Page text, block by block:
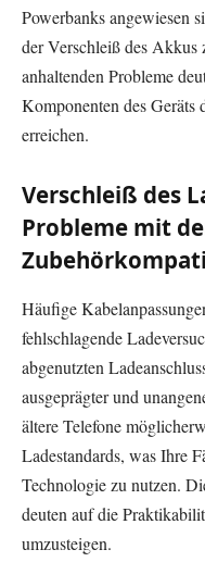
Powerbanks angewiesen
der Verschleiß des Akkus
anhaltenden Probleme
Komponenten des Geräts
erreichen.
Verschleiß des
Probleme mit
Häufige
fehlschlagende
abgenutzten
ausgeprägter und
ältere Telefone
Ladestandards, was Ihre
Technologie zu nutzen.
deuten auf die
umzusteigen.